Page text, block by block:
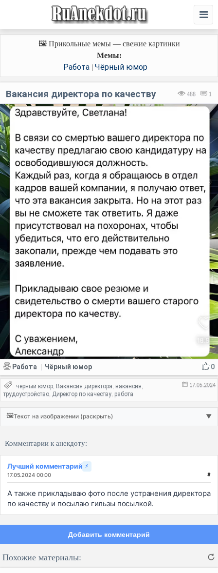
🖼️ Прикольные мемы — свежие картинки
Мемы:
Работа | Чёрный юмор
488 1
Вакансия директора по качеству
0
Работа Чёрный юмор
17.05.2024
черный юмор, Вакансия директора, вакансия,
трудоустройство, Директор по качеству, работа
🖼️Текст на изображении (раскрыть) ▼
Комментарии к анекдоту:
Лучший комментарий ⚡
17.05.2024 00:00 #
А также прикладываю фото после устранения директора
по качеству и посылаю гильзы посылкой.
Добавить комментарий
Похожие материалы: